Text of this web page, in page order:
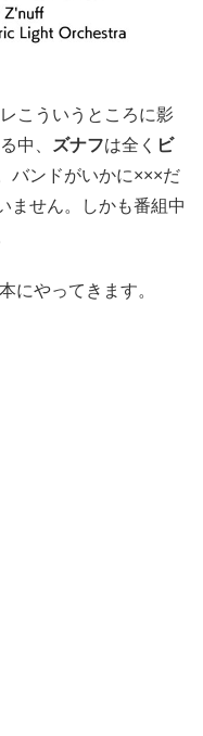
こういうところに影
中、
ズナフは全く ビ
バンドがいかに×××だ
ません。しかも番組中
にやってきます。